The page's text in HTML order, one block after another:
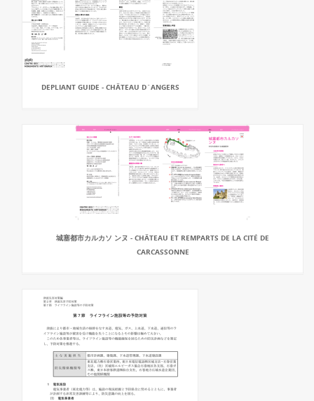
DEPLIANT GUIDE - CHÂTEAU D`ANGERS
城塞都市カルカソ ンヌ - CHÂTEAU ET REMPARTS DE LA CITÉ DE
CARCASSONNE